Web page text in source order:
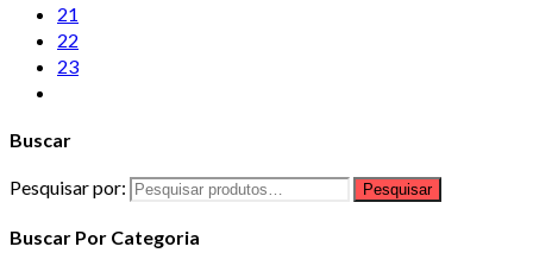
21
22
23
Buscar
Pesquisar por: Pesquisar
Buscar Por Categoria